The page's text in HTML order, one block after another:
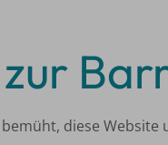
diese Website